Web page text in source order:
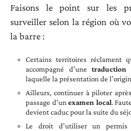
Faisons le point sur les
surveiller selon la région où
la barre :
Certains territoires réclament
accompagné d’une traduction
laquelle la présentation de
Ailleurs, continuer à piloter
passage d’unexamen local.
devient caduc pour la suite du
Le droit d’utiliser un